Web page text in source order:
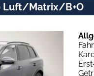
Luft/Matrix/B+O